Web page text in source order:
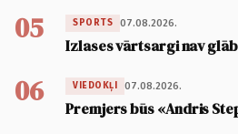
05 SPORTS 07.08.2026.
Izlases vārtsargi nav
06 VIEDOKĻI 07.08.2026.
Premjers būs «Andris